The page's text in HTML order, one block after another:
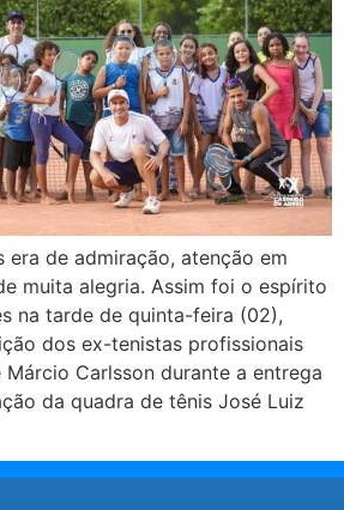
era de admiração, atenção em
muita alegria. Assim foi o espírito
na tarde de quinta-feira (02),
dos ex-tenistas profissionais
Márcio Carlsson durante a entrega
da quadra de tênis José Luiz